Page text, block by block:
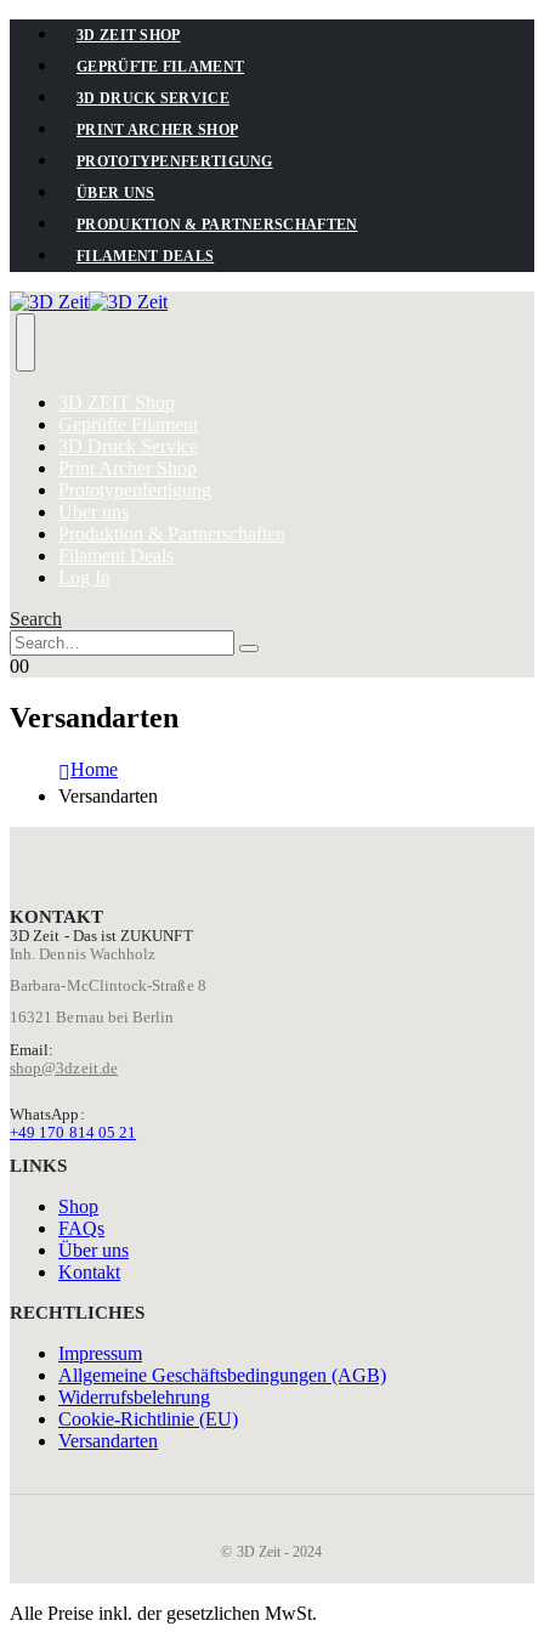
3D ZEIT SHOP
GEPRÜFTE FILAMENT
3D DRUCK SERVICE
PRINT ARCHER SHOP
PROTOTYPENFERTIGUNG
ÜBER UNS
PRODUKTION & PARTNERSCHAFTEN
FILAMENT DEALS
3D ZEIT Shop
Geprüfte Filament
3D Druck Service
Print Archer Shop
Prototypenfertigung
Über uns
Produktion & Partnerschaften
Filament Deals
Log In
Search
00
Versandarten
Home
Versandarten
KONTAKT
3D Zeit - Das ist ZUKUNFT
Inh. Dennis Wachholz
Barbara-McClintock-Straße 8
16321 Bernau bei Berlin
Email:
shop@3dzeit.de
WhatsApp:
+49 170 814 05 21
LINKS
Shop
FAQs
Über uns
Kontakt
RECHTLICHES
Impressum
Allgemeine Geschäftsbedingungen (AGB)
Widerrufsbelehrung
Cookie-Richtlinie (EU)
Versandarten
© 3D Zeit - 2024
Alle Preise inkl. der gesetzlichen MwSt.